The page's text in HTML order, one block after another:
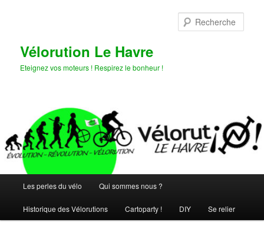
Vélorution Le Havre
Eteignez vos moteurs ! Respirez le bonheur !
principal
Les perles du vélo Qui sommes nous ?
Historique des Vélorutions Cartoparty ! DIY Se relier